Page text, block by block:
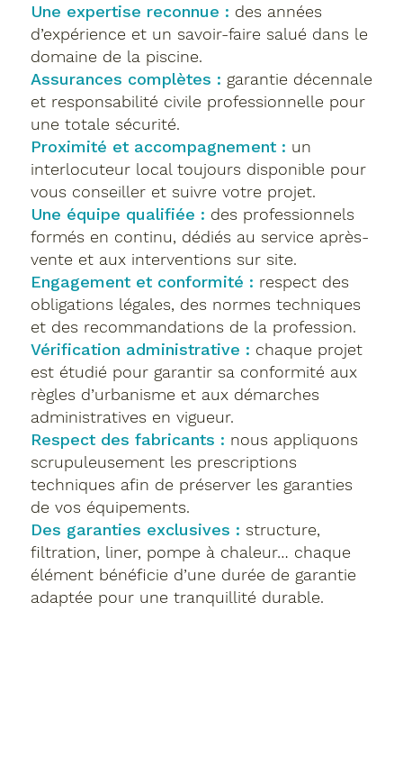
Une expertise reconnue : des années
d’expérience et un savoir-faire salué dans le
domaine de la piscine.
Assurances complètes : garantie décennale
et responsabilité civile professionnelle pour
une totale sécurité.
Proximité et accompagnement : un
interlocuteur local toujours disponible pour
vous conseiller et suivre votre projet.
Une équipe qualifiée : des professionnels
formés en continu, dédiés au service après-
vente et aux interventions sur site.
Engagement et conformité : respect des
obligations légales, des normes techniques
et des recommandations de la profession.
Vérification administrative : chaque projet
est étudié pour garantir sa conformité aux
règles d’urbanisme et aux démarches
administratives en vigueur.
Respect des fabricants : nous appliquons
scrupuleusement les prescriptions
techniques afin de préserver les garanties
de vos équipements.
Des garanties exclusives : structure,
filtration, liner, pompe à chaleur… chaque
élément bénéficie d’une durée de garantie
adaptée pour une tranquillité durable.